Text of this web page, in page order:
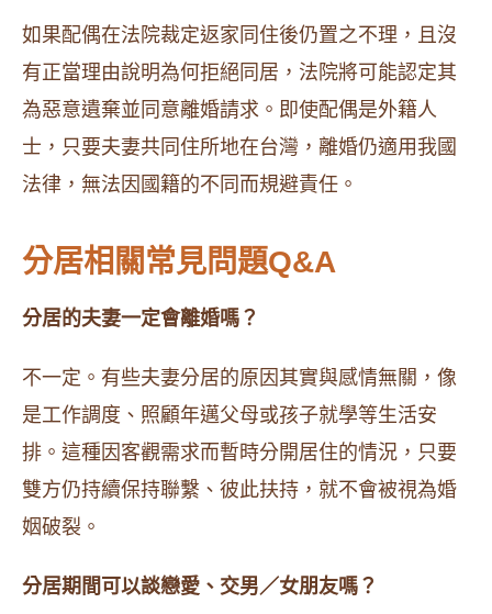
如果配偶在法院裁定返家同住後仍置之不理，且沒
有正當理由說明為何拒絕同居，法院將可能認定其
為惡意遺棄並同意離婚請求。即使配偶是外籍人
士，只要夫妻共同住所地在台灣，離婚仍適用我國
法律，無法因國籍的不同而規避責任。
分居相關常見問題Q&A
分居的夫妻一定會離婚嗎？
不一定。有些夫妻分居的原因其實與感情無關，像
是工作調度、照顧年邁父母或孩子就學等生活安
排。這種因客觀需求而暫時分開居住的情況，只要
雙方仍持續保持聯繫、彼此扶持，就不會被視為婚
姻破裂。
分居期間可以談戀愛、交男／女朋友嗎？